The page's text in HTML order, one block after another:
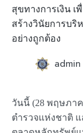
สุขทางการเงิน เ
สร้างวินัยการบริ
อย่างถูกต้อง
admin
วันนี้ (28 พฤษภาค
ตำรวจแห่งชาติ